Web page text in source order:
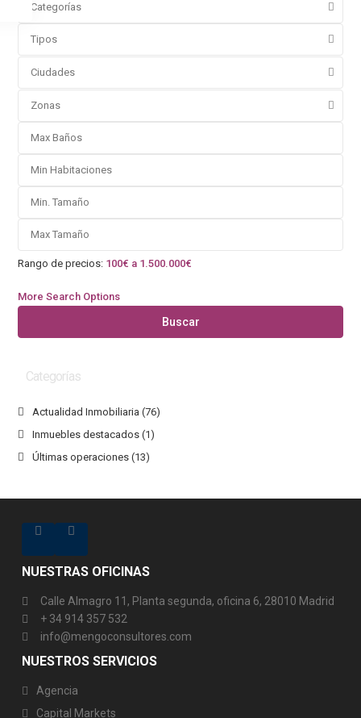
Categorías
Tipos
Ciudades
Zonas
Rango de precios: 100€ a 1.500.000€
More Search Options
Buscar
Categorías
Actualidad Inmobiliaria (76)
Inmuebles destacados (1)
Últimas operaciones (13)
NUESTRAS OFICINAS
Calle Almagro 11, Planta segunda, oficina 6, 28010 Madrid
+ 34 914 357 532
info@mengoconsultores.com
NUESTROS SERVICIOS
Agencia
Capital Markets